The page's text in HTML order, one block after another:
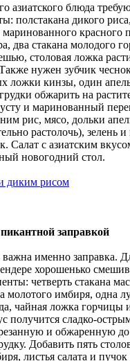
азиатского блюда
полстакана дикого
красного
два стакана молодого
столовая ложка
нужен зубчик
ложки кинзы, один
обжарить на
и маринованный
рис, мясо, дольки
растолочь), зелень
Салат с азиатским
новогодний стол.
заправкой
важна именно заправка.
хорошенько
четверть стакана
молотого имбиря, одна
чайная ложка горчицы
получится сладко-
и обжаренную до
Добавить пять
листья салата и пучок